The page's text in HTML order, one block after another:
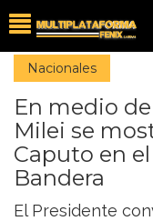
Nacionales
En medio
Milei se
Caputo en
Bandera
El Presidente